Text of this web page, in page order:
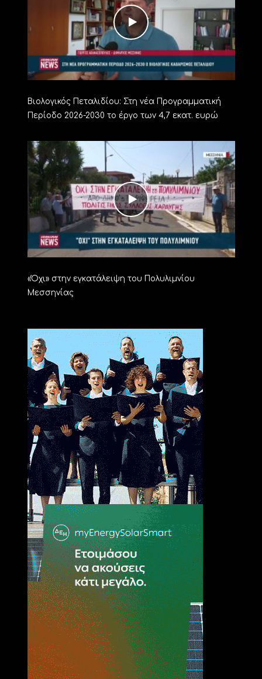
Βιολογικός Πεταλιδίου: Στη νέα Προγραμματική
Περίοδο 2026-2030 το έργο των 4,7 εκατ. ευρώ
«Όχι» στην εγκατάλειψη του Πολυλιμνίου
Μεσσηνίας